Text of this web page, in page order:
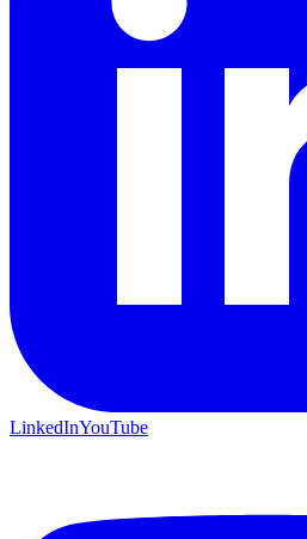
LinkedInYouTube